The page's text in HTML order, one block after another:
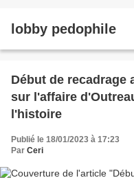
lobby pedophile
Début de recadrage
sur l'affaire
l'histoire
Publié le 18/01/2023 à 17:23
Par Ceri